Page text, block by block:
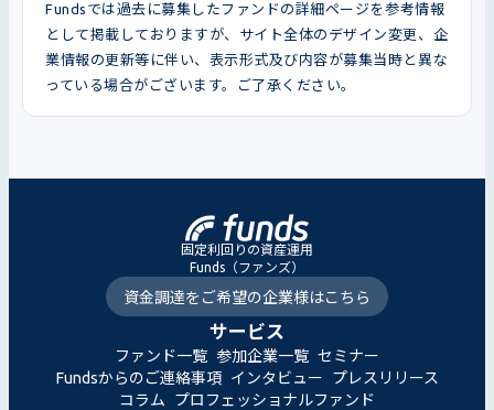
Fundsでは過去に募集したファンドの詳細ページを参考情報
として掲載しておりますが、サイト全体のデザイン変更、企
業情報の更新等に伴い、表示形式及び内容が募集当時と異な
っている場合がございます。ご了承ください。
固定利回りの資産運用
Funds（ファンズ）
資金調達をご希望の企業様はこちら
サービス
ファンド一覧 参加企業一覧 セミナー
Fundsからのご連絡事項 インタビュー
プレスリリース
コラム
プロフェッショナルファンド